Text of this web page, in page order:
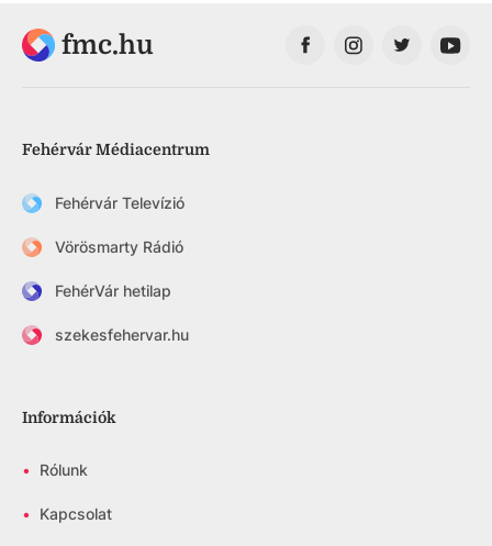
fmc.hu
Fehérvár Médiacentrum
Fehérvár Televízió
Vörösmarty Rádió
FehérVár hetilap
szekesfehervar.hu
Információk
• Rólunk
• Kapcsolat